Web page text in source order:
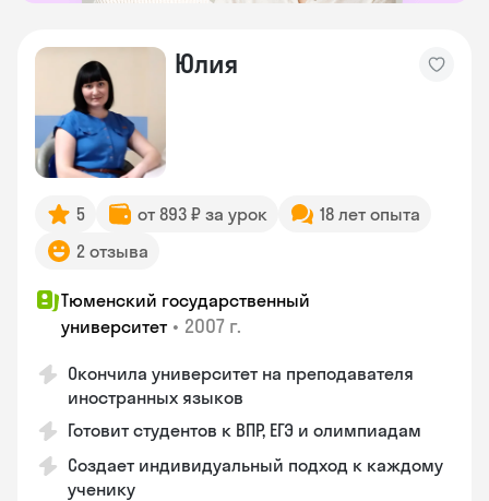
Юлия
5 от 893 ₽ за урок
18 лет опыта
2 отзыва
Тюменский государственный
университет • 2007 г.
Окончила университет на преподавателя
иностранных языков
Готовит студентов к ВПР, ЕГЭ и олимпиадам
Создает индивидуальный подход к каждому
ученику